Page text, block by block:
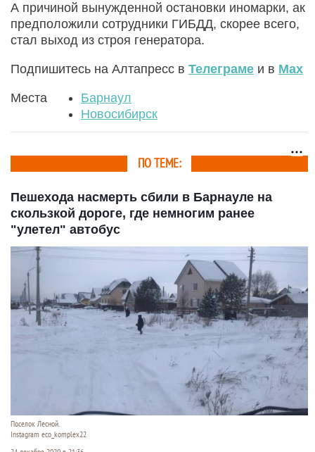
А причиной вынужденной остановки иномарки, ак
предположили сотрудники ГИБДД, скорее всего,
стал выход из строя генератора.
Подпишитесь на Алтапресс в Телеграме и в Max
Места
Барнаул
Новосибирск
ПО ТЕМЕ:
Пешехода насмерть сбили в Барнауле на
скользкой дороге, где немногим ранее
"улетел" автобус
Поселок Лесной.
Instagram eco_komplex22